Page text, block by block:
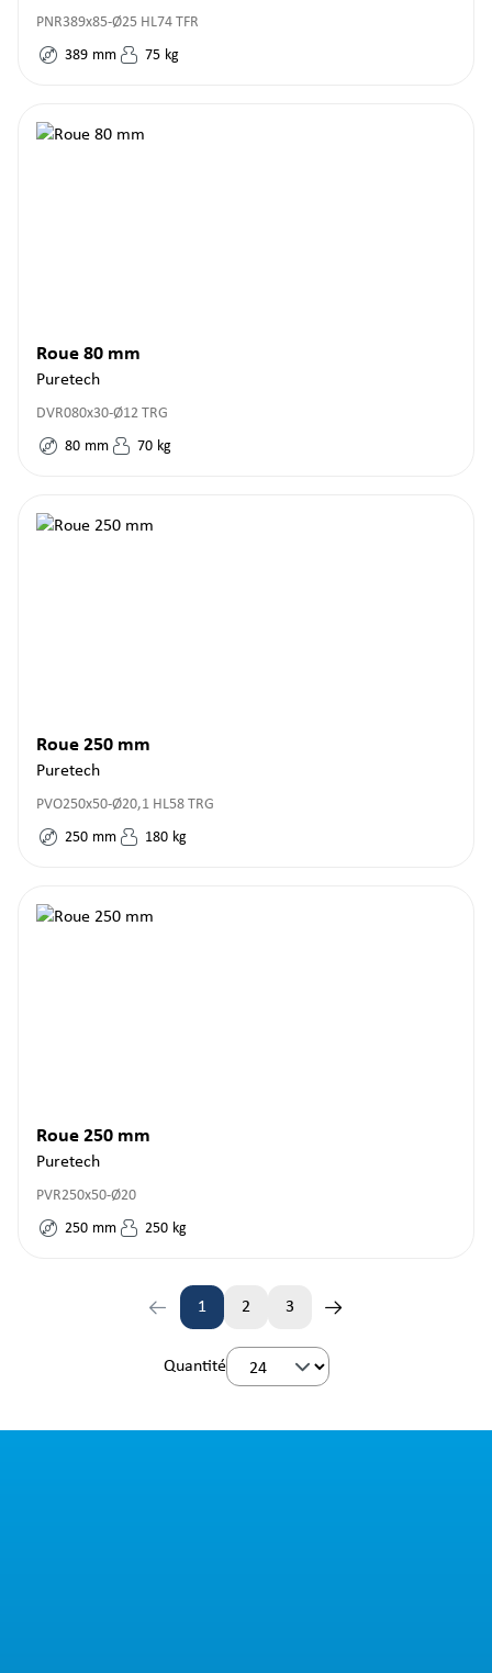
PNR389x85-Ø25 HL74 TFR
389 mm 75 kg
Roue 80 mm
Puretech
DVR080x30-Ø12 TRG
80 mm 70 kg
Roue 250 mm
Puretech
PVO250x50-Ø20,1 HL58 TRG
250 mm 180 kg
Roue 250 mm
Puretech
PVR250x50-Ø20
250 mm 250 kg
Page
1 2 3
Quantité